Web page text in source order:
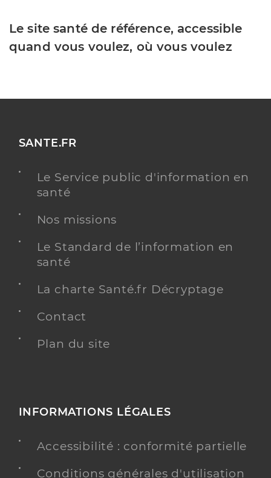
Le site santé de référence, accessible
quand vous voulez, où vous voulez
SANTE.FR
Le Service public d'information en
santé
Nos missions
Le Standard de l’information en
santé
La charte Santé.fr Décryptage
Contact
Plan du site
INFORMATIONS LÉGALES
Accessibilité : conformité partielle
Conditions générales d'utilisation